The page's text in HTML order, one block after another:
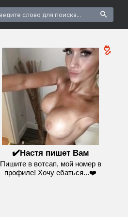
✔️Настя пишет Вам
Пишите в вотсап, мой номер в
профиле! Хочу ебаться...❤️